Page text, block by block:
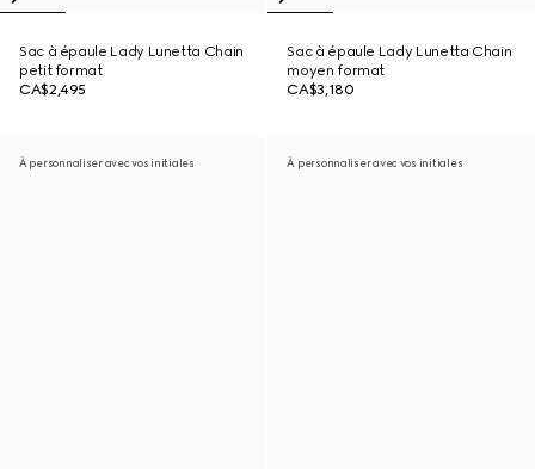
Sac à épaule Lady Lunetta Chain
petit format
CA$2,495
Sac à épaule Lady Lunetta Chain
moyen format
CA$3,180
À personnaliser avec vos initiales À personnaliser avec vos initiales